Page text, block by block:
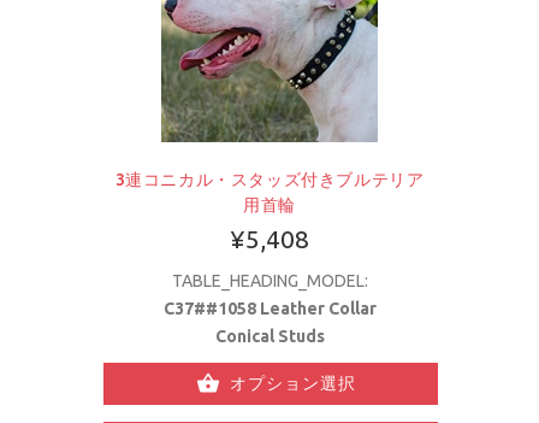
3連コニカル・スタッズ付きブルテリア
用首輪
¥5,408
TABLE_HEADING_MODEL:
C37##1058 Leather Collar
Conical Studs
オプション選択